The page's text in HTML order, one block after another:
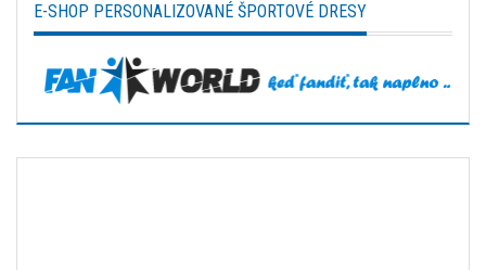
E-SHOP PERSONALIZOVANÉ ŠPORTOVÉ DRESY